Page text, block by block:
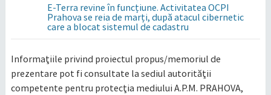
E-Terra revine în funcțiune. Activitatea OCPI
Prahova se reia de marți, după atacul cibernetic
care a blocat sistemul de cadastru
Informaţiile privind proiectul propus/memoriul de
prezentare pot fi consultate la sediul autorităţii
competente pentru protecţia mediului A.P.M. PRAHOVA,